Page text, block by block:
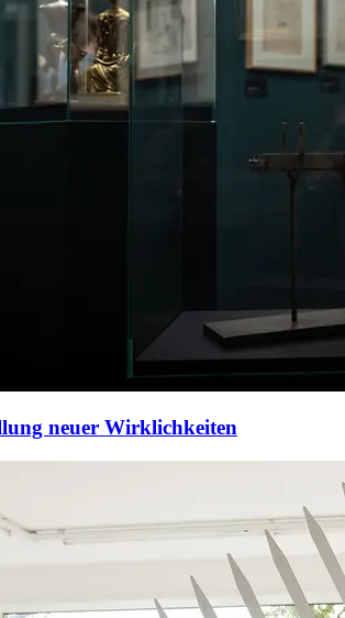
neuer Wirklichkeiten